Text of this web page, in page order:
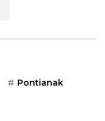
Pontianak